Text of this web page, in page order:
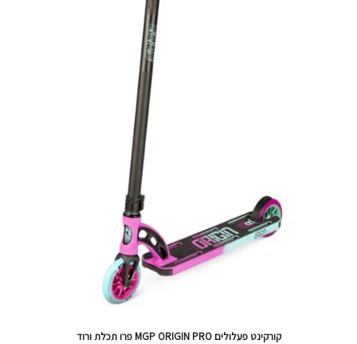
קורקינט פעלולים MGP ORIGIN PRO פרו תכלת ורוד